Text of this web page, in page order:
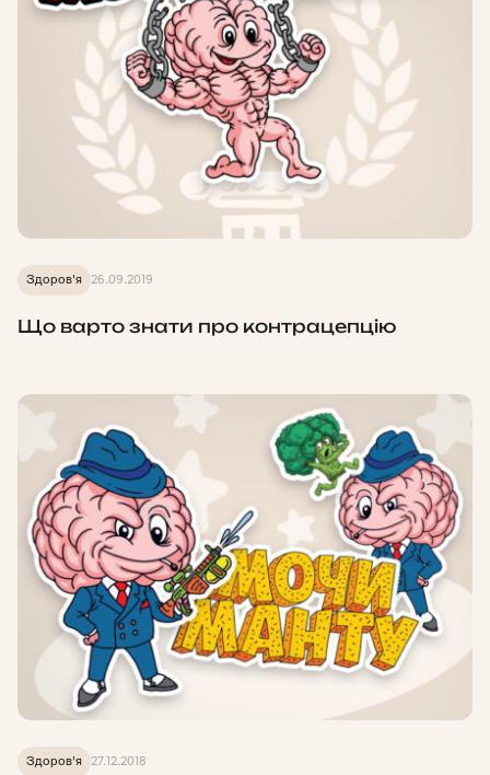
Здоров'я 26.09.2019
Що варто знати про контрацепцію
Здоров'я 27.12.2018